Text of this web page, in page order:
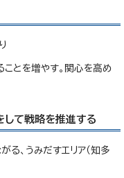
とを増やす。関心を高め
して戦略を推進する
る、うみだすエリア（知多